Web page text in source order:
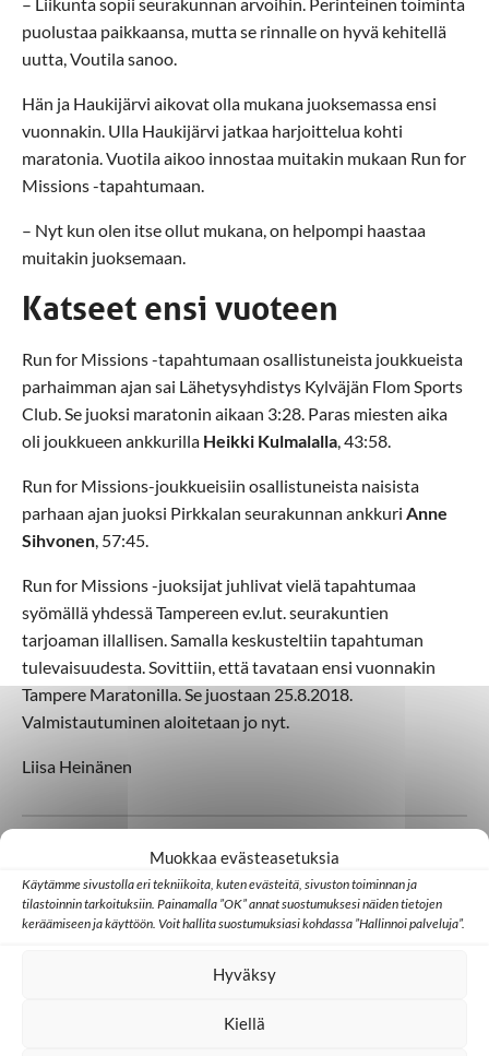
Muokkaa evästeasetuksia
Käytämme sivustolla eri tekniikoita, kuten evästeitä, sivuston toiminnan ja
tilastoinnin tarkoituksiin. Painamalla ”OK” annat suostumuksesi näiden tietojen
keräämiseen ja käyttöön. Voit hallita suostumuksiasi kohdassa ”Hallinnoi palveluja”.
Hyväksy
Kiellä
puolustaa paikkaansa, mutta se rinnalle on hyvä kehitellä
uutta, Voutila sanoo.
Hän ja Haukijärvi aikovat olla mukana juoksemassa ensi
vuonnakin. Ulla Haukijärvi jatkaa harjoittelua kohti
maratonia. Vuotila aikoo innostaa muitakin mukaan Run for
Missions -tapahtumaan.
– Nyt kun olen itse ollut mukana, on helpompi haastaa
muitakin juoksemaan.
Katseet ensi vuoteen
Run for Missions -tapahtumaan osallistuneista joukkueista
parhaimman ajan sai Lähetysyhdistys Kylväjän Flom Sports
Club. Se juoksi maratonin aikaan 3:28. Paras miesten aika
oli joukkueen ankkurilla Heikki Kulmalalla, 43:58.
Run for Missions-joukkueisiin osallistuneista naisista
parhaan ajan juoksi Pirkkalan seurakunnan ankkuri Anne
Sihvonen, 57:45.
Run for Missions -juoksijat juhlivat vielä tapahtumaa
syömällä yhdessä Tampereen ev.lut. seurakuntien
tarjoaman illallisen. Samalla keskusteltiin tapahtuman
tulevaisuudesta. Sovittiin, että tavataan ensi vuonnakin
Tampere Maratonilla. Se juostaan 25.8.2018.
Valmistautuminen aloitetaan jo nyt.
Liisa Heinänen
Lisää aiheesta
Keräys